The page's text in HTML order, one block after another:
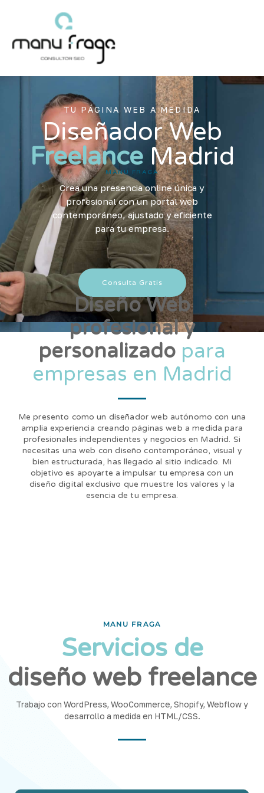
TU PÁGINA WEB A MEDIDA
Diseñador Web
FreelanceMadrid
Crea una presencia online única y
profesional con un portal web
contemporáneo, ajustado y eficiente
para tu empresa.
Consulta Gratis
MANU FRAGA
Diseño Web
profesional y
personalizado para
empresas en Madrid
Me presento como un diseñador web autónomo con una
amplia experiencia creando páginas web a medida para
profesionales independientes y negocios en Madrid. Si
necesitas una web con diseño contemporáneo, visual y
bien estructurada, has llegado al sitio indicado. Mi
objetivo es apoyarte a impulsar tu empresa con un
diseño digital exclusivo que muestre los valores y la
esencia de tu empresa.
MANU FRAGA
Servicios de
diseño web freelance
Trabajo con WordPress, WooCommerce, Shopify, Webflow y
desarrollo a medida en HTML/CSS.